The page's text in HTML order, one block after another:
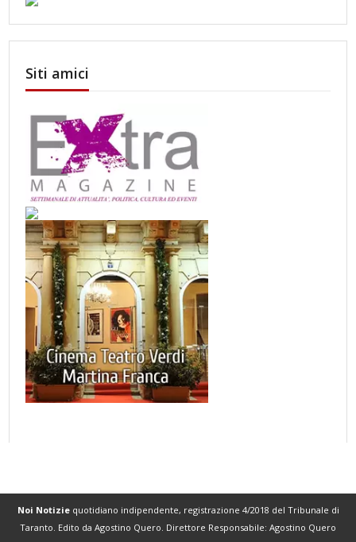
Siti amici
Noi Notiziequotidiano indipendente, registrazione 4/2018 del Tribunale di
Taranto. Edito da Agostino Quero. Direttore Responsabile: Agostino Quero